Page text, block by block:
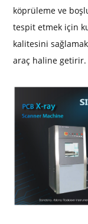
köprüleme ve
tespit etmek için
kalitesini
araç haline getirir.